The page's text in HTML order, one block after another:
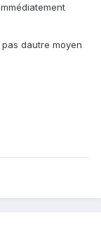
dautre moyen